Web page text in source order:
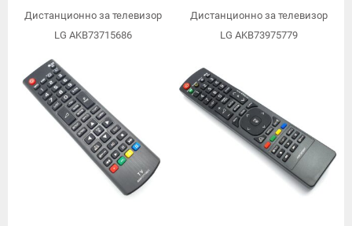
Дистанционно за телевизор
LG AKB73715686
Дистанционно за телевизор
LG AKB73975779